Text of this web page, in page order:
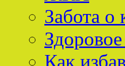
Забота о
Как